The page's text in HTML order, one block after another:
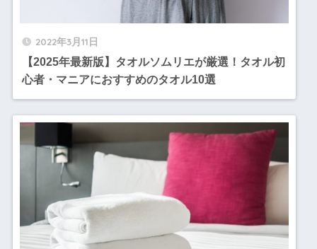
2022年3月11日
【2025年最新版】タオルソムリエが厳選！タオル初
心者・マニアにおすすめのタオル10選